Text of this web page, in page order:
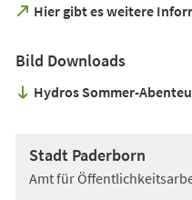
Hier gibt es weitere
(Öffnet
neuen
Tab)
Bild Downloads
Hydros Sommer-
Stadt Paderborn
Amt für